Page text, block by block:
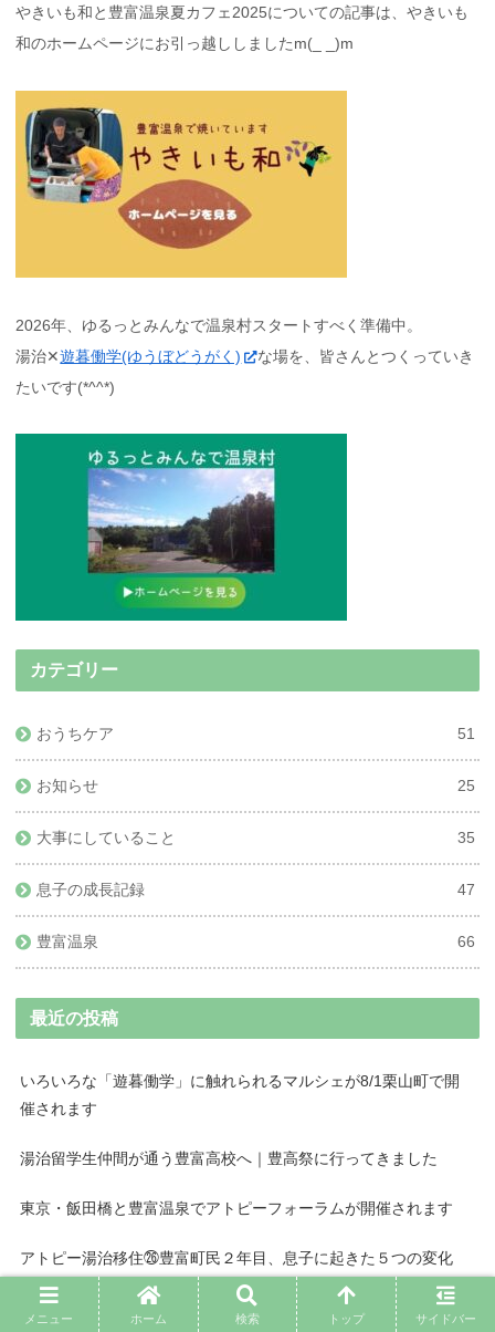
やきいも和と豊富温泉夏カフェ2025についての記事は、やきいも
和のホームページにお引っ越ししましたm(_ _)m
2026年、ゆるっとみんなで温泉村スタートすべく準備中。
湯治✕遊暮働学(ゆうぼどうがく)
な場を、皆さんとつくっていき
たいです(*^^*)
カテゴリー
おうちケア 51
お知らせ 25
大事にしていること 35
息子の成長記録 47
豊富温泉 66
最近の投稿
いろいろな「遊暮働学」に触れられるマルシェが8/1栗山町で開
催されます
湯治留学生仲間が通う豊富高校へ｜豊高祭に行ってきました
東京・飯田橋と豊富温泉でアトピーフォーラムが開催されます
アトピー湯治移住㉖豊富町民２年目、息子に起きた５つの変化
「暮らすように働けたら…」アトピー子育てしながら消耗しない
メニュー ホーム 検索 トップ サイドバー